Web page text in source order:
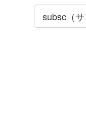
subsc（